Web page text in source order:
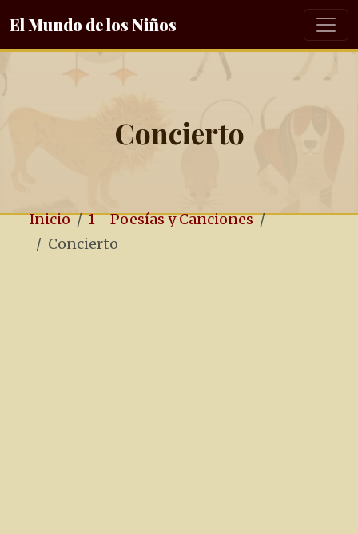
El Mundo de los Niños
Concierto
Inicio
1 - Poesías y Canciones
Concierto